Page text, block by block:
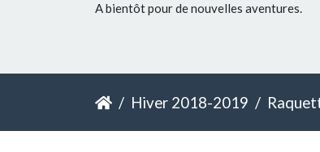
A bientôt pour de nouvelles aventures.
Hiver 2018-2019